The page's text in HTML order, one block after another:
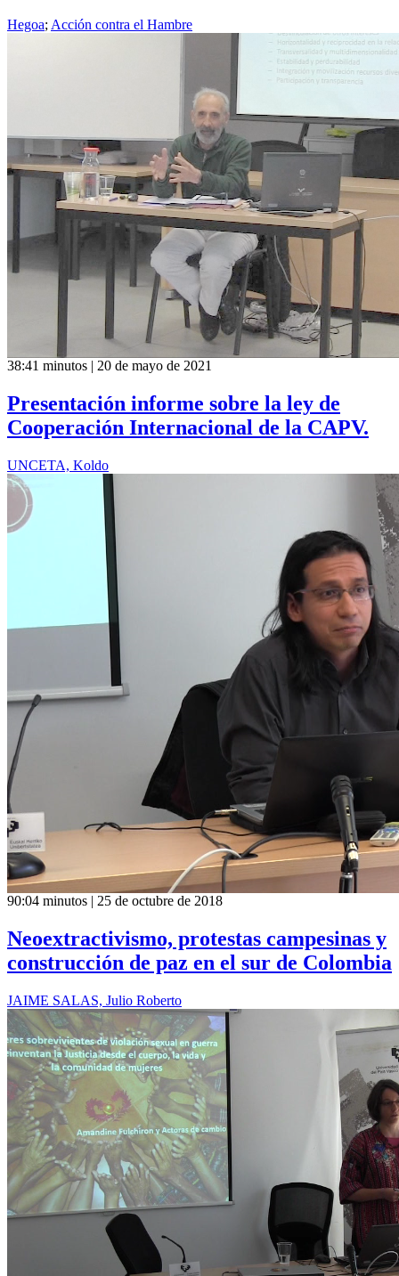
Hegoa; Acción contra el Hambre
38:41 minutos | 20 de mayo de 2021
Presentación informe sobre la ley de
Cooperación Internacional de la CAPV.
UNCETA, Koldo
90:04 minutos | 25 de octubre de 2018
Neoextractivismo, protestas campesinas y
construcción de paz en el sur de Colombia
JAIME SALAS, Julio Roberto